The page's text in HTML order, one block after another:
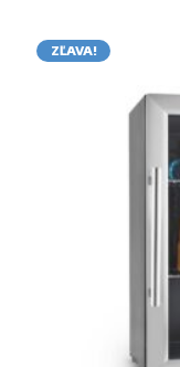
ZĽAVA!